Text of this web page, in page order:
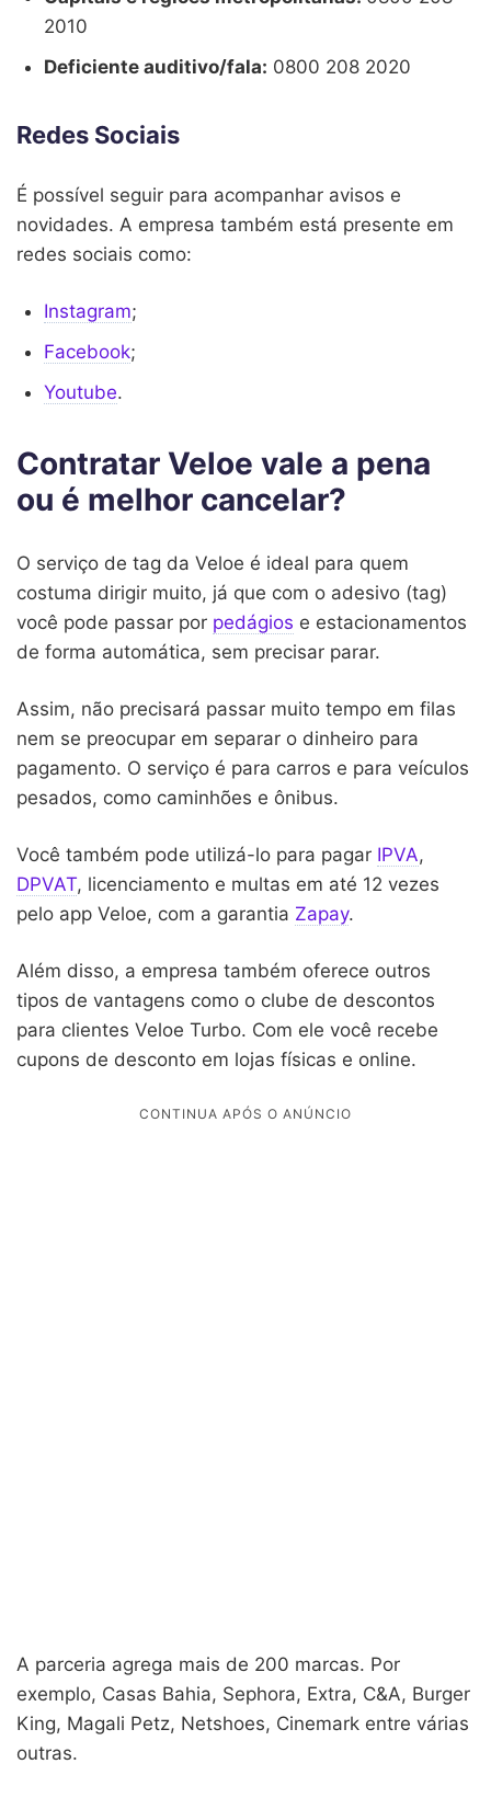
2010
Deficiente auditivo/fala: 0800 208 2020
Redes Sociais
É possível seguir para acompanhar avisos e
novidades. A empresa também está presente em
redes sociais como:
Instagram;
Facebook;
Youtube.
Contratar Veloe vale a pena
ou é melhor cancelar?
O serviço de tag da Veloe é ideal para quem
costuma dirigir muito, já que com o adesivo (tag)
você pode passar por pedágios e estacionamentos
de forma automática, sem precisar parar.
Assim, não precisará passar muito tempo em filas
nem se preocupar em separar o dinheiro para
pagamento. O serviço é para carros e para veículos
pesados, como caminhões e ônibus.
Você também pode utilizá-lo para pagar IPVA,
DPVAT, licenciamento e multas em até 12 vezes
pelo app Veloe, com a garantia Zapay.
Além disso, a empresa também oferece outros
tipos de vantagens como o clube de descontos
para clientes Veloe Turbo. Com ele você recebe
cupons de desconto em lojas físicas e online.
A parceria agrega mais de 200 marcas. Por
exemplo, Casas Bahia, Sephora, Extra, C&A, Burger
King, Magali Petz, Netshoes, Cinemark entre várias
outras.